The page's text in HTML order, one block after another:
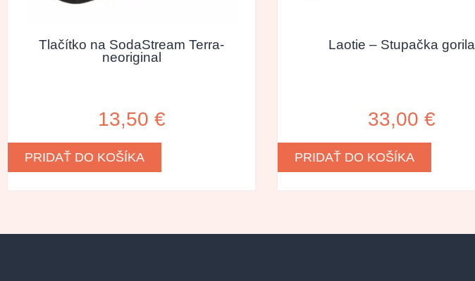
Tlačítko na SodaStream Terra-
neoriginal
13,50 €
PRIDAŤ DO KOŠÍKA
Laotie – Stupačka gorila
33,00 €
PRIDAŤ DO KOŠÍKA